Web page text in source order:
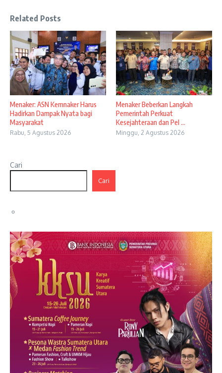
Related Posts
Menaker: ASN Kemnaker Harus
Hadirkan Dampak Nyata bagi
Masyarakat
Rabu, 5 Agustus 2026
Menaker Beberkan Langkah
Pemerintah Perkuat
Kesejahteraan dan Pel ...
Minggu, 2 Agustus 2026
Cari
Cari